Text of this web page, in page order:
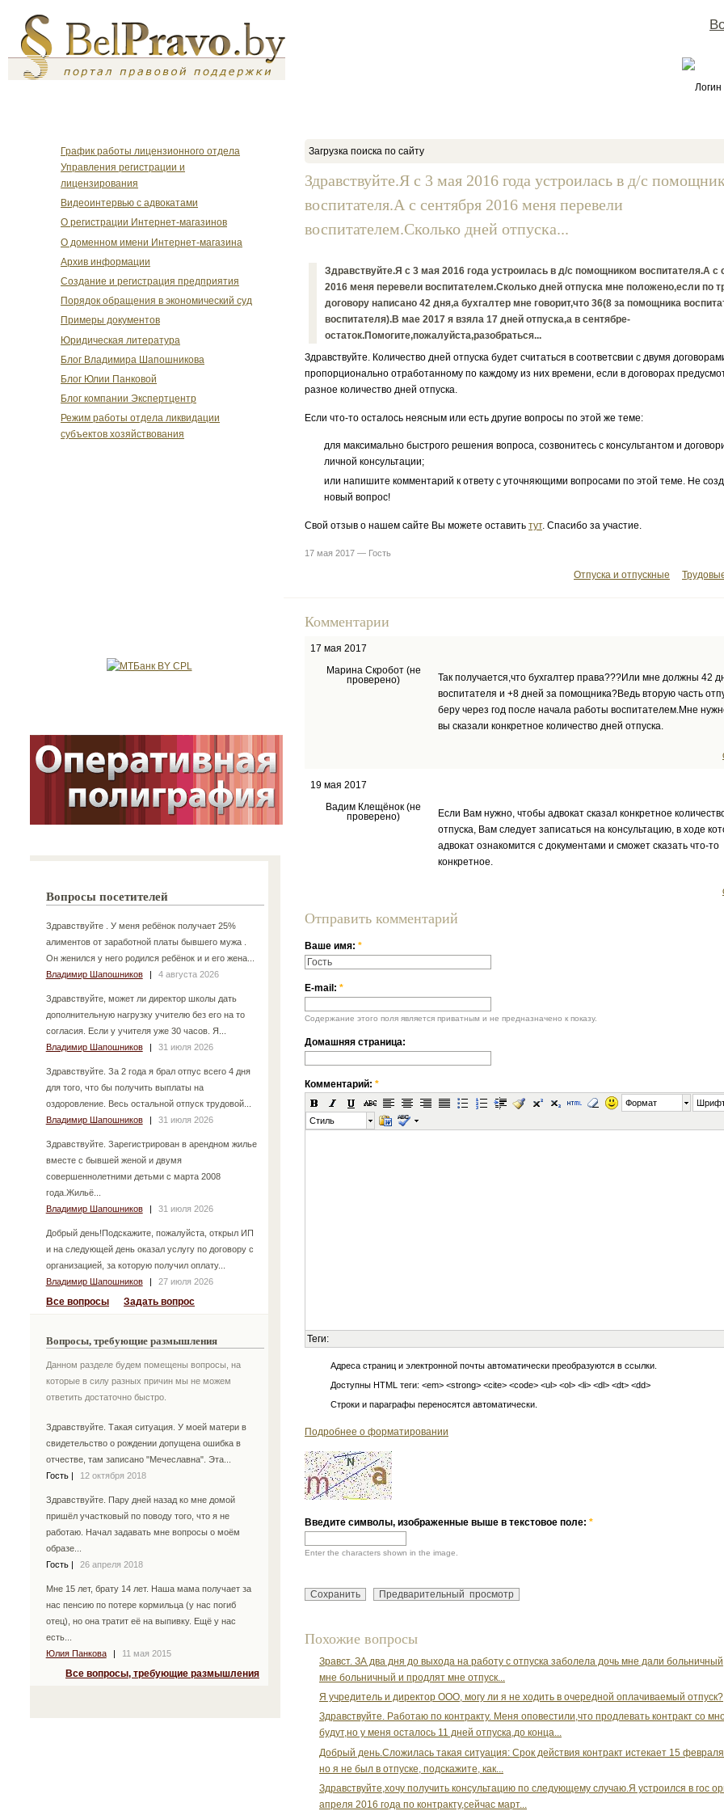
Логин
График работы лицензионного отдела
Управления регистрации и
лицензирования
Видеоинтервью с адвокатами
О регистрации Интернет-магазинов
О доменном имени Интернет-магазина
Архив информации
Создание и регистрация предприятия
Порядок обращения в экономический суд
Примеры документов
Юридическая литература
Блог Владимира Шапошникова
Блог Юлии Панковой
Блог компании Экспертцентр
Режим работы отдела ликвидации
субъектов хозяйствования
Вопросы посетителей
Здравствуйте . У меня ребёнок получает 25%
алиментов от заработной платы бывшего мужа .
Он женился у него родился ребёнок и и его жена...
Владимир Шапошников
| 4 августа 2026
Здравствуйте, может ли директор школы дать
дополнительную нагрузку учителю без его на то
согласия. Если у учителя уже 30 часов. Я...
Владимир Шапошников
| 31 июля 2026
Здравствуйте. За 2 года я брал отпус всего 4 дня
для того, что бы получить выплаты на
оздоровление. Весь остальной отпуск трудовой...
Владимир Шапошников
| 31 июля 2026
Здравствуйте. Зарегистрирован в арендном жилье
вместе с бывшей женой и двумя
совершеннолетними детьми с марта 2008
года.Жильё...
Владимир Шапошников
| 31 июля 2026
Добрый день!Подскажите, пожалуйста, открыл ИП
и на следующей день оказал услугу по договору с
организацией, за которую получил оплату...
Владимир Шапошников
| 27 июля 2026
Все вопросы Задать вопрос
Вопросы, требующие размышления
Данном разделе будем помещены вопросы, на
которые в силу разных причин мы не можем
ответить достаточно быстро.
Здравствуйте. Такая ситуация. У моей матери в
свидетельство о рождении допущена ошибка в
отчестве, там записано "Мечеславна". Эта...
Гость
12 октября 2018
Здравствуйте. Пару дней назад ко мне домой
пришёл участковый по поводу того, что я не
работаю. Начал задавать мне вопросы о моём
образе...
Гость
26 апреля 2018
Мне 15 лет, брату 14 лет. Наша мама получает за
нас пенсию по потере кормильца (у нас погиб
отец), но она тратит её на выпивку. Ещё у нас
есть...
Юлия Панкова
11 мая 2015
Все вопросы, требующие размышления
Загрузка поиска по сайту
Здравствуйте.Я с 3 мая 2016 года устроилась в д/с
воспитателя.А с сентября 2016 меня перевели
воспитателем.Сколько дней отпуска...
Здравствуйте.Я с 3 мая 2016 года устроилась в д/с помощником воспитателя.А с
2016 меня перевели воспитателем.Сколько дней отпуска мне положено,если по
договору написано 42 дня,а бухгалтер мне говорит,что 36(8 за помощника
воспитателя).В мае 2017 я взяла 17 дней отпуска,а в сентябре-
остаток.Помогите,пожалуйста,разобраться...
Здравствуйте. Количество дней отпуска будет считаться в соответсвии с двумя
пропорционально отработанному по каждому из них времени, если в договорах
разное количество дней отпуска.
Если что-то осталось неясным или есть другие вопросы по этой же теме:
для максимально быстрого решения вопроса, созвонитесь с консультантом и
личной консультации;
или напишите комментарий к ответу с уточняющими вопросами по этой теме. Не
новый вопрос!
Свой отзыв о нашем сайте Вы можете оставить тут. Спасибо за участие.
17 мая 2017 — Гость
Отпуска и отпускные
Комментарии
17 мая 2017
Марина Скробот (не
проверено)
Так получается,что бухгалтер права???Или мне должны 42
воспитателя и +8 дней за помощника?Ведь вторую часть
беру через год после начала работы воспитателем.Мне
вы сказали конкретное количество дней отпуска.
19 мая 2017
Вадим Клещёнок (не
проверено)
Если Вам нужно, чтобы адвокат сказал конкретное
отпуска, Вам следует записаться на консультацию, в ходе
адвокат ознакомится с документами и сможет сказать что-то
конкретное.
Отправить комментарий
Ваше имя: *
E-mail: *
Содержание этого поля является приватным и не предназначено к показу.
Домашняя страница:
Комментарий: *
Формат
Стиль
Теги:
Адреса страниц и электронной почты автоматически преобразуются в ссылки.
Доступны HTML теги: <em> <strong> <cite> <code> <ul> <ol> <li> <dl> <dt> <dd>
Строки и параграфы переносятся автоматически.
Подробнее о форматировании
Введите символы, изображенные выше в текстовое поле: *
Enter the characters shown in the image.
Похожие вопросы
Зравст. ЗА два дня до выхода на работу с отпуска заболела дочь мне дали
мне больничный и продлят мне отпуск...
Я учредитель и директор ООО, могу ли я не ходить в очередной оплачиваемый отпуск?
Здравствуйте. Работаю по контракту. Меня оповестили,что продлевать контракт со
будут,но у меня осталось 11 дней отпуска,до конца...
Добрый день.Сложилась такая ситуация: Срок действия контракт истекает 15
но я не был в отпуске, подскажите, как...
Здравствуйте,хочу получить консультацию по следующему случаю.Я устроился в гос
апреля 2016 года по контракту,сейчас март...